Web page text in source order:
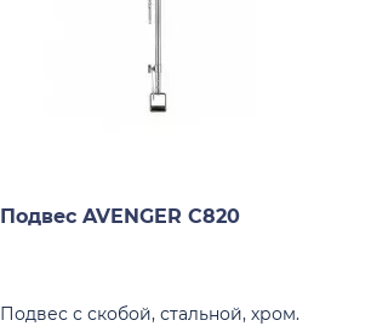
Подвес AVENGER C820
Подвес с скобой, стальной, хром.